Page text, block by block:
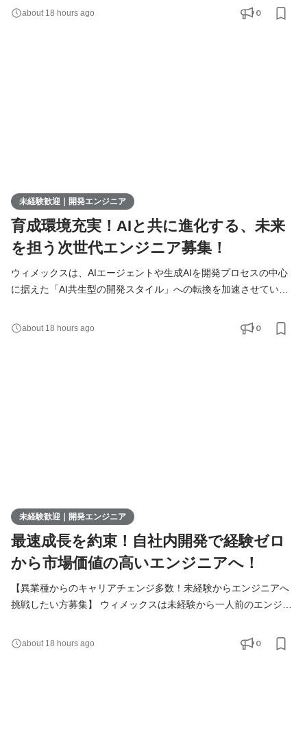
ニアに成長したい！」 そんな想いを持っている方は、まずカジュ
about 18 hours ago 0
未経験歓迎｜開発エンジニア
育成環境充実！AIと共に進化する、未来
を担う次世代エンジニア募集！
ウィメックスは、AIエージェントや生成AIを開発プロセスの中心
に据えた「AI共生型の開発スタイル」への転換を加速させていま
極的に募集しています。 AIを相棒に、圧倒的なスピードと品質を
実現し、最先端の技術を使いこなすエンジニアへ成長したい方を
about 18 hours ago 0
未経験歓迎｜開発エンジニア
最速成長を約束！自社内開発で経験ゼロ
から市場価値の高いエンジニアへ！
【異業種からのキャリアチェンジ多数！未経験からエンジニアへ
挑戦したい方募集】 ウィメックスは未経験から一人前のエンジニ
ニアに成長したい！」 そんな想いを持っている方は、まずカジュ
about 18 hours ago 0